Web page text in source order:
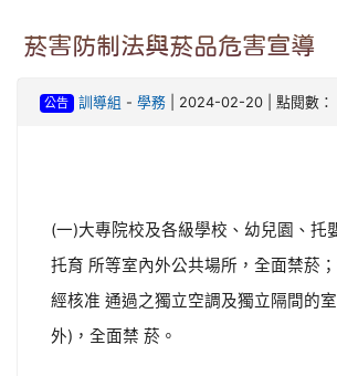
菸害防制法與菸品危害宣導
公告 訓導組 - 學務| 2024-02-20 | 點閱數：
(一)大專院校及各級學校、幼兒園、托
托育 所等室內外公共場所，全面禁菸
經核准 通過之獨立空調及獨立隔間的
外)，全面禁 菸。